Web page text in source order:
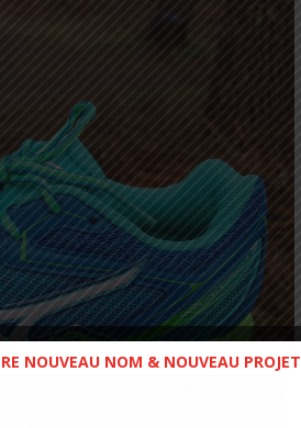
NOUVEAU NOM & NOUVEAU PROJET